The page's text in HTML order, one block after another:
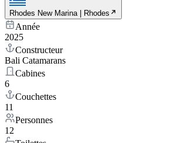
Rhodes New Marina | Rhodes
Année
2025
Constructeur
Bali Catamarans
Cabines
6
Couchettes
11
Personnes
12